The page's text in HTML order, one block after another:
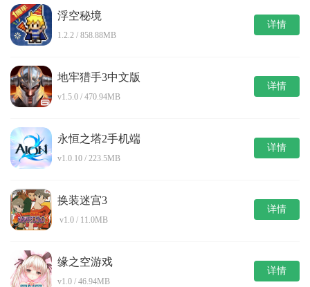
浮空秘境
1.2.2 / 858.88MB
详情
地牢猎手3中文版
v1.5.0 / 470.94MB
详情
永恒之塔2手机端
v1.0.10 / 223.5MB
详情
换装迷宫3
v1.0 / 11.0MB
详情
缘之空游戏
v1.0 / 46.94MB
详情